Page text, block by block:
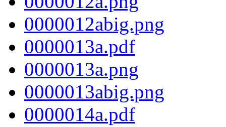
0000012abig.png
0000013a.pdf
0000013a.png
0000013abig.png
0000014a.pdf